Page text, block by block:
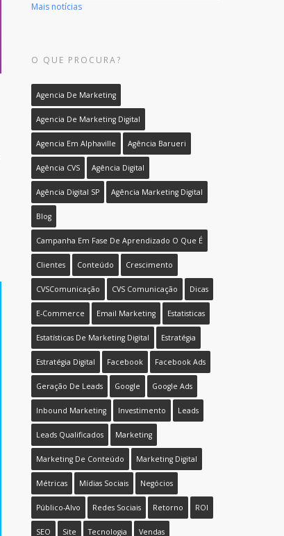
Mais notícias
O QUE PROCURA?
Agencia De Marketing
Agencia De Marketing Digital
Agencia Em Alphaville Agência Barueri
Agência CVS Agência Digital
Agência Digital SP Agência Marketing Digital
Blog
Campanha Em Fase De Aprendizado O Que É
Clientes Conteúdo Crescimento
CVSComunicação CVS Comunicação Dicas
E-Commerce Email Marketing Estatisticas
Estatísticas De Marketing Digital Estratégia
Estratégia Digital Facebook Facebook Ads
Geração De Leads Google Google Ads
Inbound Marketing Investimento Leads
Leads Qualificados Marketing
Marketing De Conteúdo Marketing Digital
Métricas Mídias Sociais Negócios
Público-Alvo Redes Sociais Retorno ROI
SEO Site Tecnologia Vendas